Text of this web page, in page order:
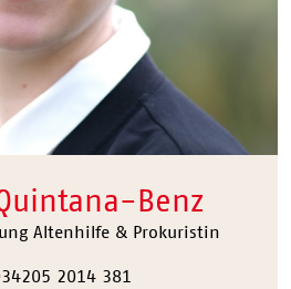
Benz
Altenhilfe & Prokuristin
2014 381